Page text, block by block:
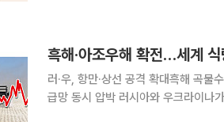
흑해·아조우해 확전…세계
러·우, 항만·상선 공격 확대흑해 곡물
급망 동시 압박 러시아와 우크라이나